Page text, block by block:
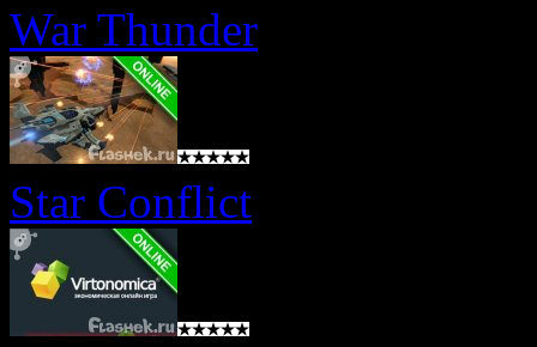
War Thunder
Star Conflict